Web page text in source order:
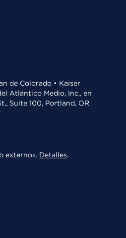
de Colorado • Kaiser
Atlántico Medio, Inc., en
Suite 100, Portland, OR
externos. Detalles.